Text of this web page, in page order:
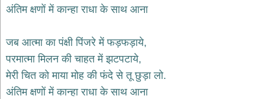
शिव
bhajans
हनुमान
भजन
hanuman
bhajans
अंतिम क्षणों में कान्हा राधा के साथ आना
जब आत्मा का पंक्षी पिंजरे में फड़फड़ाये,
परमात्मा मिलन की चाहत में झटपटाये,
मेरी चित को माया मोह की फंदे से तू छुड़ा लो.
अंतिम क्षणों में कान्हा राधा के साथ आना